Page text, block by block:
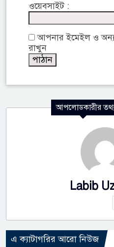
ওয়েবসাইট :
আপনার ইমেইল ও
রাখুন
আপলোডকারীর
Labib
এ ক্যাটাগরির আরো নিউজ